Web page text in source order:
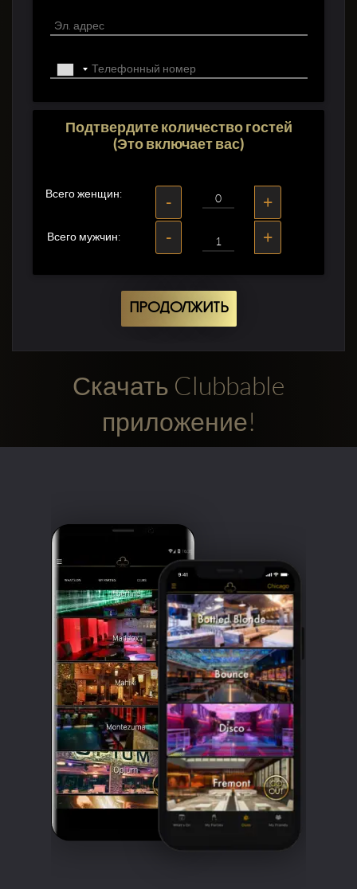
Подтвердите количество гостей
(Это включает вас)
Всего женщин: - +
Всего мужчин: - +
ПРОДОЛЖИТЬ
Скачать Clubbable
приложение!